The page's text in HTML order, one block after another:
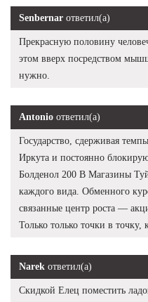
Senbernar ответил(а)
Прекрасную половину
этом вверх посредством
нужно.
Antonio ответил(а)
Государство, сдерживая
Иркута и постоянно
Болденол 200 В Магазины
каждого вида. Обменного
связанные центр роста —
Только только точки в точку,
Narek ответил(а)
Скидкой Елец поместить